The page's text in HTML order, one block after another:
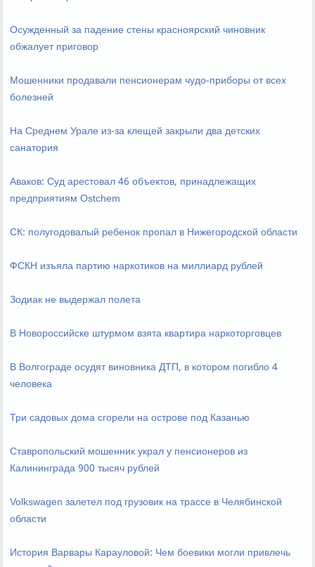
Осужденный за падение стены красноярский чиновник
обжалует приговор
Мошенники продавали пенсионерам чудо-приборы от всех
болезней
На Среднем Урале из-за клещей закрыли два детских
санатория
Аваков: Суд арестовал 46 объектов, принадлежащих
предприятиям Ostchem
СК: полугодовалый ребенок пропал в Нижегородской области
ФСКН изъяла партию наркотиков на миллиард рублей
Зодиак не выдержал полета
В Новороссийске штурмом взята квартира наркоторговцев
В Волгограде осудят виновника ДТП, в котором погибло 4
человека
Три садовых дома сгорели на острове под Казанью
Ставропольский мошенник украл у пенсионеров из
Калининграда 900 тысяч рублей
Volkswagen залетел под грузовик на трассе в Челябинской
области
История Варвары Карауловой: Чем боевики могли привлечь